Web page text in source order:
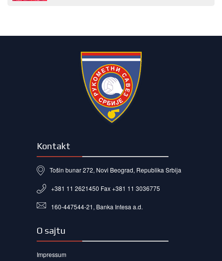
Kontakt
Tošin bunar 272, Novi Beograd, Republika Srbija
+381 11 2621450 Fax +381 11 3036775
160-447544-21, Banka Intesa a.d.
O sajtu
Impressum